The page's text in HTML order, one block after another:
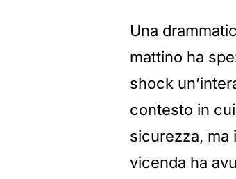
Una
mattino ha
shock
contesto in
sicurezza, ma
vicenda ha